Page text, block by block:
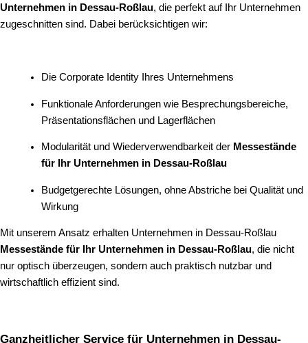
Unternehmen in Dessau-Roßlau, die perfekt auf Ihr Unternehmen
zugeschnitten sind. Dabei berücksichtigen wir:
Die Corporate Identity Ihres Unternehmens
Funktionale Anforderungen wie Besprechungsbereiche,
Präsentationsflächen und Lagerflächen
Modularität und Wiederverwendbarkeit der Messestände
für Ihr Unternehmen in Dessau-Roßlau
Budgetgerechte Lösungen, ohne Abstriche bei Qualität und
Wirkung
Mit unserem Ansatz erhalten Unternehmen in Dessau-Roßlau
Messestände für Ihr Unternehmen in Dessau-Roßlau, die nicht
nur optisch überzeugen, sondern auch praktisch nutzbar und
wirtschaftlich effizient sind.
Ganzheitlicher Service für Unternehmen in Dessau-